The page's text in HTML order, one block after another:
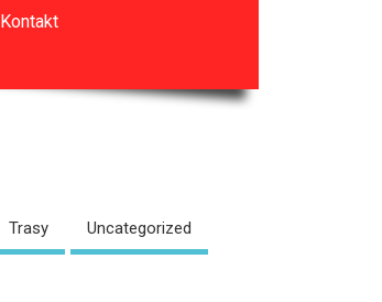
Kontakt
Trasy Uncategorized